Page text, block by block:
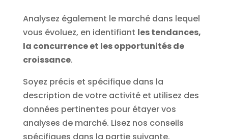
Analysez également le marché dans lequel
vous évoluez, en identifiant les tendances,
la concurrence et les opportunités de
croissance.
Soyez précis et spécifique dans la
description de votre activité et utilisez des
données pertinentes pour étayer vos
analyses de marché. Lisez nos conseils